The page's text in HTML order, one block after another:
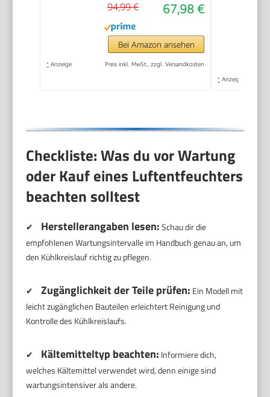
mit
Aktivkohlefilter,Wäsche
trocknen,Automatischer
Neustart,Ablaufschlauch,45m³/
67,98 €
94,99 €
Bei Amazon ansehen
* Anzeige Preis inkl. MwSt., zzgl. Versandkosten
* Anzeige
Checkliste: Was du vor Wartung
oder Kauf eines Luftentfeuchters
beachten solltest
✔ Herstellerangaben lesen:Schau dir die
empfohlenen Wartungsintervalle im Handbuch genau an, um
den Kühlkreislauf richtig zu pflegen.
✔ Zugänglichkeit der Teile prüfen: Ein Modell mit
leicht zugänglichen Bauteilen erleichtert Reinigung und
Kontrolle des Kühlkreislaufs.
✔ Kältemitteltyp beachten: Informiere dich,
welches Kältemittel verwendet wird, denn einige sind
wartungsintensiver als andere.